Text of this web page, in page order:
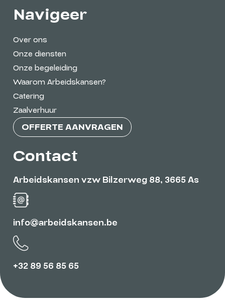
Navigeer
Over ons
Onze diensten
Onze begeleiding
Waarom Arbeidskansen?
Catering
Zaalverhuur
OFFERTE AANVRAGEN
Contact
Arbeidskansen vzw Bilzerweg 88, 3665 As
info@arbeidskansen.be
+32 89 56 85 65